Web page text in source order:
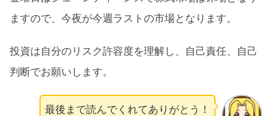
ますので、今夜が今週ラストの市場となります。
投資は自分のリスク許容度を理解し、自己責任、自己
判断でお願いします。
最後まで読んでくれてありがとう！